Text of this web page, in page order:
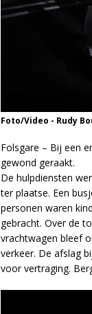
Foto/Video - Rudy
Folsgare – Bij een
gewond geraakt.
De hulpdiensten
ter plaatse. Een
personen waren
gebracht. Over de
vrachtwagen bleef
verkeer. De afslag
voor vertraging.